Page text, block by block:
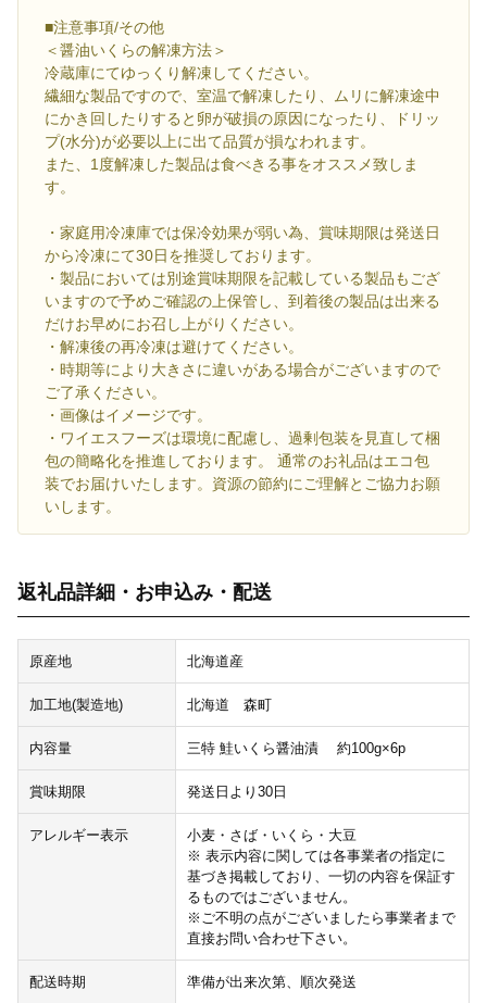
■注意事項/その他
＜醤油いくらの解凍方法＞
冷蔵庫にてゆっくり解凍してください。
繊細な製品ですので、室温で解凍したり、ムリに解凍途中
にかき回したりすると卵が破損の原因になったり、ドリッ
プ(水分)が必要以上に出て品質が損なわれます。
また、1度解凍した製品は食べきる事をオススメ致しま
す。
・家庭用冷凍庫では保冷効果が弱い為、賞味期限は発送日
から冷凍にて30日を推奨しております。
・製品においては別途賞味期限を記載している製品もござ
いますので予めご確認の上保管し、到着後の製品は出来る
だけお早めにお召し上がりください。
・解凍後の再冷凍は避けてください。
・時期等により大きさに違いがある場合がございますので
ご了承ください。
・画像はイメージです。
・ワイエスフーズは環境に配慮し、過剰包装を見直して梱
包の簡略化を推進しております。 通常のお礼品はエコ包
装でお届けいたします。資源の節約にご理解とご協力お願
いします。
返礼品詳細・お申込み・配送
原産地 北海道産
加工地(製造地) 北海道 森町
内容量 三特 鮭いくら醤油漬 約100g×6p
賞味期限 発送日より30日
アレルギー表示
小麦・さば・いくら・大豆
※ 表示内容に関しては各事業者の指定に
基づき掲載しており、一切の内容を保証す
るものではございません。
※ご不明の点がございましたら事業者まで
直接お問い合わせ下さい。
配送時期 準備が出来次第、順次発送